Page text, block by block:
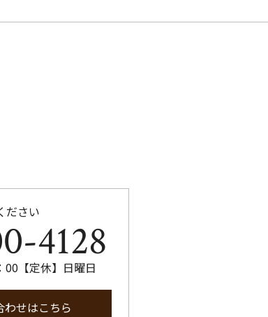
o
ださい
4128
【定休】日曜日
せはこちら